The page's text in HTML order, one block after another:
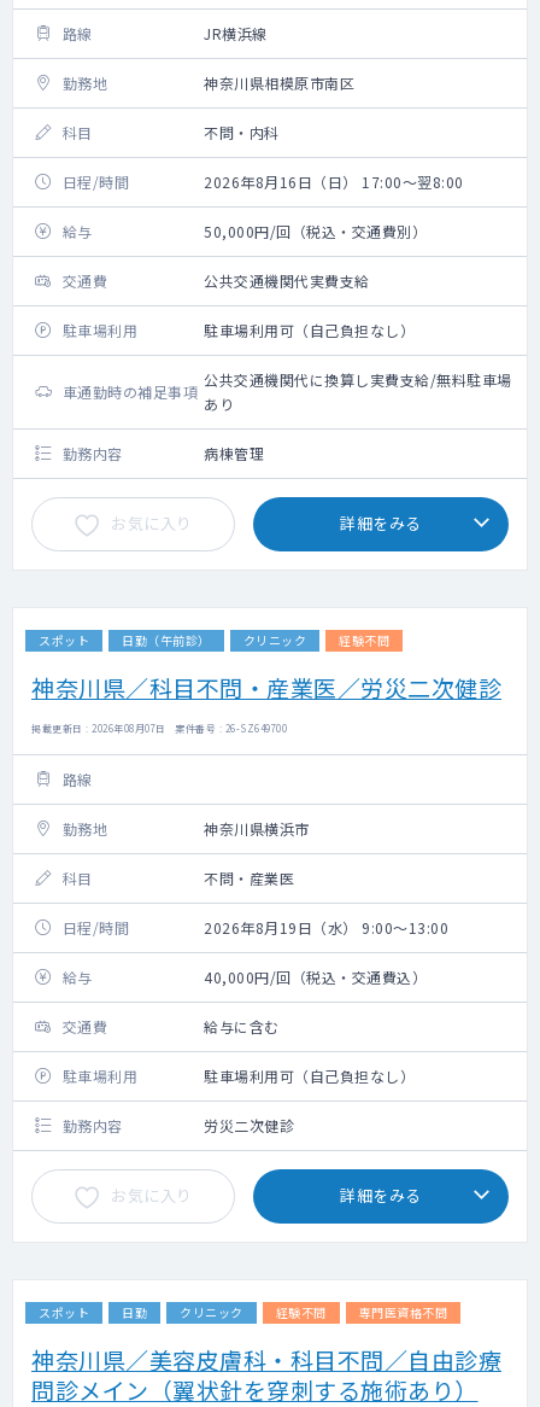
路線 JR横浜線
勤務地 神奈川県相模原市南区
科目 不問・内科
日程/時間 2026年8月16日（日） 17:00～翌8:00
給与 50,000円/回（税込・交通費別）
交通費 公共交通機関代実費支給
駐車場利用 駐車場利用可（自己負担なし）
車通勤時の補足事項
公共交通機関代に換算し実費支給/無料駐車場
あり
勤務内容 病棟管理
お気に入り 詳細をみる
スポット 日勤（午前診） クリニック 経験不問
神奈川県／科目不問・産業医／労災二次健診
掲載更新日 : 2026年08月07日 案件番号 : 26-SZ649700
路線
勤務地 神奈川県横浜市
科目 不問・産業医
日程/時間 2026年8月19日（水） 9:00～13:00
給与 40,000円/回（税込・交通費込）
交通費 給与に含む
駐車場利用 駐車場利用可（自己負担なし）
勤務内容 労災二次健診
お気に入り 詳細をみる
スポット 日勤 クリニック 経験不問 専門医資格不問
神奈川県／美容皮膚科・科目不問／自由診療
問診メイン（翼状針を穿刺する施術あり）